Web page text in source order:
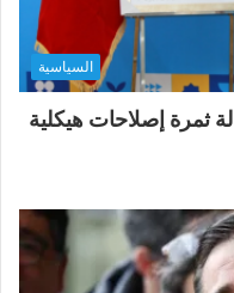
السياسية
إصلاحات هيكلية